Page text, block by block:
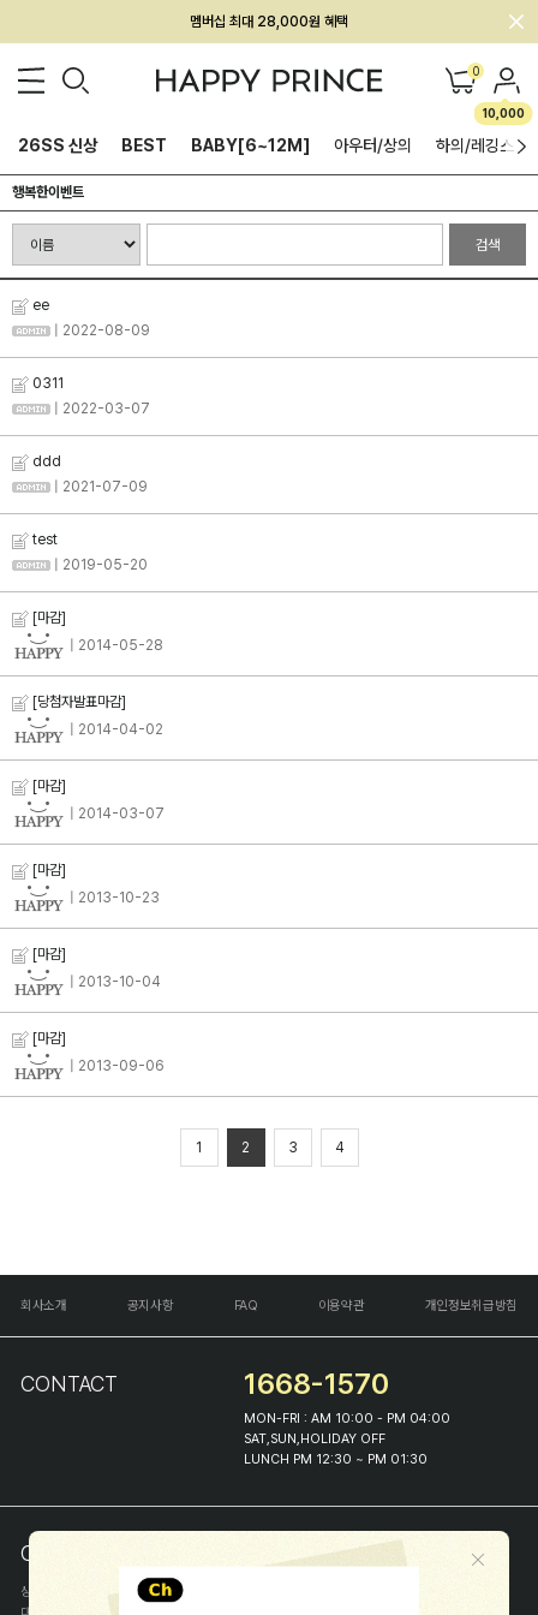
멤버십 최대 28,000원 혜택
0
10,000
26SS 신상 BEST BABY[6~12M] 아우터/상의 하의/레깅스
행복한이벤트
검색
ee
| 2022-08-09
0311
| 2022-03-07
ddd
| 2021-07-09
test
| 2019-05-20
[마감]
| 2014-05-28
[당첨자발표마감]
| 2014-04-02
[마감]
| 2014-03-07
[마감]
| 2013-10-23
[마감]
| 2013-10-04
[마감]
| 2013-09-06
1 2 3 4
회사소개 공지사항 FAQ 이용약관 개인정보취급방침
CONTACT 1668-1570
MON-FRI : AM 10:00 - PM 04:00
SAT,SUN,HOLIDAY OFF
LUNCH PM 12:30 ~ PM 01:30
COMPANY INFO
상호
(주)해피프린스